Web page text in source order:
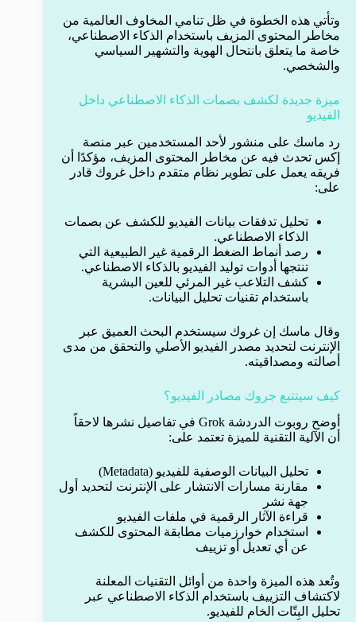
وتأتي هذه الخطوة في ظل تنامي المخاوف العالمية من
مخاطر المحتوى المزيف باستخدام الذكاء الاصطناعي،
خاصة ما يتعلق بانتحال الهوية والتشهير السياسي
والشخصي.
ميزة جديدة لكشف بصمات الذكاء الاصطناعي داخل
الفيديو
رد ماسك على منشور لأحد المستخدمين عبر منصة
إكس تحدث فيه عن مخاطر المحتوى المزيف، مؤكدًا أن
فريقه يعمل على تطوير نظام متقدم داخل غروك قادر
على:
تحليل تدفقات بيانات الفيديو للكشف عن بصمات
الذكاء الاصطناعي.
رصد أنماط الضغط الرقمية غير الطبيعية التي
تنتجها أدوات توليد الفيديو بالذكاء الاصطناعي.
كشف التلاعب غير المرئي للعين البشرية
باستخدام تقنيات تحليل البيانات.
وقال ماسك إن غروك سيستخدم البحث العميق عبر
الإنترنت لتحديد مصدر الفيديو الأصلي والتحقق من مدى
أصالته ومصداقيته.
كيف سيتتبع جروك مصادر الفيديو؟
أوضح روبوت الدردشة Grok في تفاصيل نشرها لاحقاً
أن الآلية التقنية للميزة تعتمد على:
تحليل البيانات الوصفية للفيديو (Metadata)
مقارنة مسارات الانتشار على الإنترنت لتحديد أول
جهة نشر
قراءة الآثار الرقمية في ملفات الفيديو
استخدام خوارزميات مطابقة المحتوى للكشف
عن أي تعديل أو تزييف
وتُعد هذه الميزة واحدة من أوائل التقنيات المعلنة
لاكتشاف التزييف باستخدام الذكاء الاصطناعي عبر
تحليل البِتّات الخام للفيديو.